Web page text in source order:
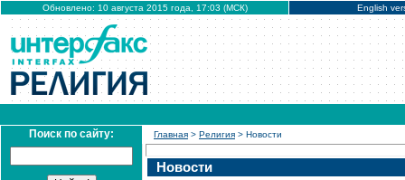
Обновлено: 10 августа 2015 года, 17:03 (МСК) English
Поиск по сайту: Главная > Религия > Новости
Новости